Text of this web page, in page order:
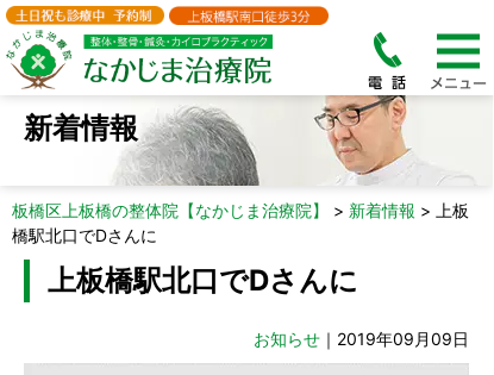
新着情報
板橋区上板橋の整体院【なかじま治療院】 > 新着情報 >
上板
橋駅北口でDさんに
上板橋駅北口でDさんに
お知らせ ｜2019年09月09日